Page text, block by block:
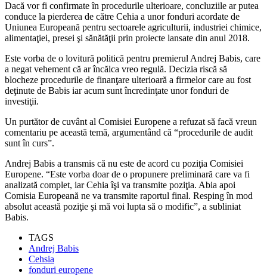
Dacă vor fi confirmate în procedurile ulterioare, concluziile ar putea
conduce la pierderea de către Cehia a unor fonduri acordate de
Uniunea Europeană pentru sectoarele agriculturii, industriei chimice,
alimentaţiei, presei şi sănătăţii prin proiecte lansate din anul 2018.
Este vorba de o lovitură politică pentru premierul Andrej Babis, care
a negat vehement că ar încălca vreo regulă. Decizia riscă să
blocheze procedurile de finanţare ulterioară a firmelor care au fost
deţinute de Babis iar acum sunt încredinţate unor fonduri de
investiţii.
Un purtător de cuvânt al Comisiei Europene a refuzat să facă vreun
comentariu pe această temă, argumentând că “procedurile de audit
sunt în curs”.
Andrej Babis a transmis că nu este de acord cu poziţia Comisiei
Europene. “Este vorba doar de o propunere preliminară care va fi
analizată complet, iar Cehia îşi va transmite poziţia. Abia apoi
Comisia Europeană ne va transmite raportul final. Resping în mod
absolut această poziţie şi mă voi lupta să o modific”, a subliniat
Babis.
TAGS
Andrej Babis
Cehsia
fonduri europene